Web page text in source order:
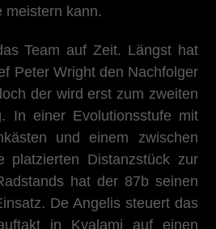
meistern kann.
Team auf Zeit. Längst hat
Peter Wright den Nachfolger
der wird erst zum zweiten
In einer Evolutionsstufe mit
und einem zwischen
platzierten Distanzstück zur
hat der 87b seinen
De Angelis steuert das
in Kyalami auf einen